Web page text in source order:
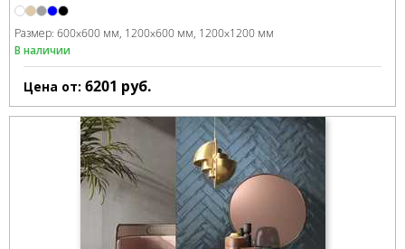
Размер: 600x600 мм 1200x600 мм 1200x1200 мм
В наличии
Цена от: 6201 руб.